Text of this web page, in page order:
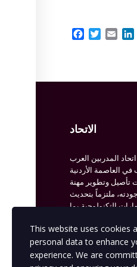
Facebook
Twitter
الاتحاد
اتحاد المدربين العرب
العاصمة الأردنية
31/3/2012 لغايات تأصيل وتطوير مهنة
ملتزماً بتحديث
التكنولوجية بما
الأداء والإنتاجية
والتنمية المستدامة
This website uses cookies
personal data to enhance
experience. We are